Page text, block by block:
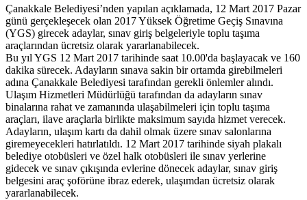
Çanakkale Belediyesi’nden yapılan açıklamada, 12 Mart 2017 Pazar
günü gerçekleşecek olan 2017 Yüksek Öğretime Geçiş Sınavına
(YGS) girecek adaylar, sınav giriş belgeleriyle toplu taşıma
araçlarından ücretsiz olarak yararlanabilecek.
Bu yıl YGS 12 Mart 2017 tarihinde saat 10.00'da başlayacak ve 160
dakika sürecek. Adayların sınava sakin bir ortamda girebilmeleri
adına Çanakkale Belediyesi tarafından gerekli önlemler alındı.
Ulaşım Hizmetleri Müdürlüğü tarafından da adayların sınav
binalarına rahat ve zamanında ulaşabilmeleri için toplu taşıma
araçları, ilave araçlarla birlikte maksimum sayıda hizmet verecek.
Adayların, ulaşım kartı da dahil olmak üzere sınav salonlarına
giremeyecekleri hatırlatıldı. 12 Mart 2017 tarihinde siyah plakalı
belediye otobüsleri ve özel halk otobüsleri ile sınav yerlerine
gidecek ve sınav çıkışında evlerine dönecek adaylar, sınav giriş
belgesini araç şoförüne ibraz ederek, ulaşımdan ücretsiz olarak
yararlanabilecek.